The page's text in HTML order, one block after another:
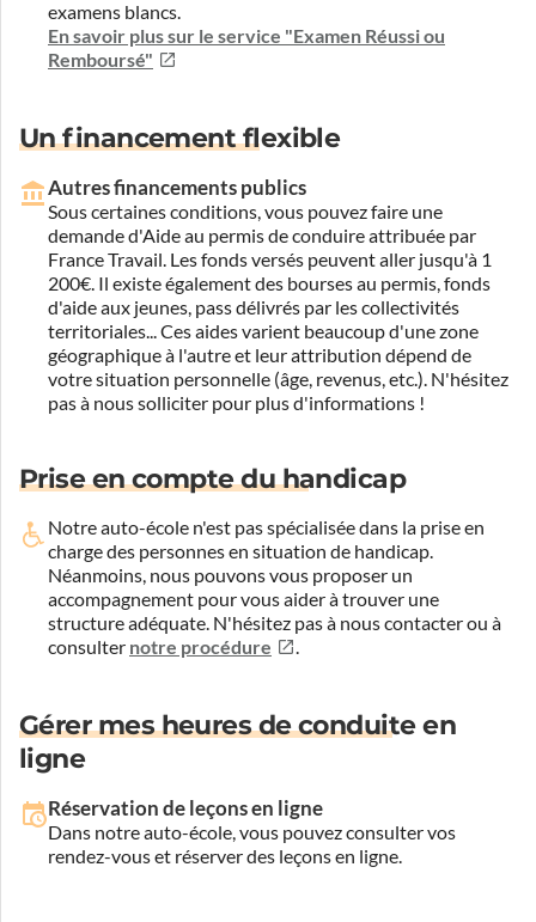
examens blancs.
En savoir plus sur le service "Examen Réussi ou
Remboursé"
Un financement flexible
Autres financements publics
Sous certaines conditions, vous pouvez faire une
demande d'Aide au permis de conduire attribuée par
France Travail. Les fonds versés peuvent aller jusqu'à 1
200€. Il existe également des bourses au permis, fonds
d'aide aux jeunes, pass délivrés par les collectivités
territoriales... Ces aides varient beaucoup d'une zone
géographique à l'autre et leur attribution dépend de
votre situation personnelle (âge, revenus, etc.). N'hésitez
pas à nous solliciter pour plus d'informations !
Prise en compte du handicap
Notre auto-école n'est pas spécialisée dans la prise en
charge des personnes en situation de handicap.
Néanmoins, nous pouvons vous proposer un
accompagnement pour vous aider à trouver une
structure adéquate. N'hésitez pas à nous contacter ou à
consulter notre procédure .
Gérer mes heures de conduite en
ligne
Réservation de leçons en ligne
Dans notre auto-école, vous pouvez consulter vos
rendez-vous et réserver des leçons en ligne.